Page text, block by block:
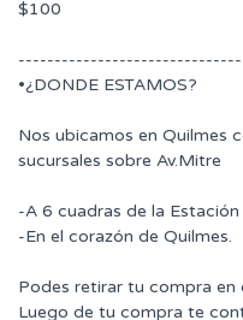
$100
•¿DONDE ESTAMOS?
Nos ubicamos en Quilmes
sucursales sobre Av.Mitre
-A 6 cuadras de la Estación
-En el corazón de Quilmes.
Podes retirar tu compra en
Luego de tu compra te